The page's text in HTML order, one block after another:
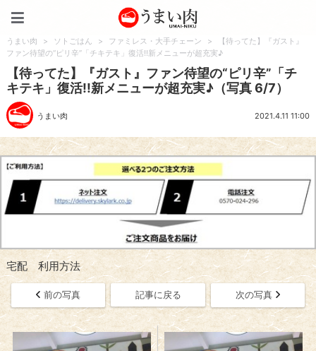
うまい肉 > ソトごはん > ファミレス・大手チェーン >
【待ってた】『ガスト』
ファン待望の“ピリ辛”「チキテキ」復活!!新メニューが超充実♪
【待ってた】『ガスト』ファン待望の“ピリ辛”「チ
キテキ」復活!!新メニューが超充実♪（写真 6/7）
うまい肉 2021.4.11 11:00
宅配 利用方法
前の写真 記事に戻る 次の写真